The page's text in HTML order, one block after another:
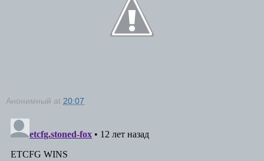
Анонимный at 20:07